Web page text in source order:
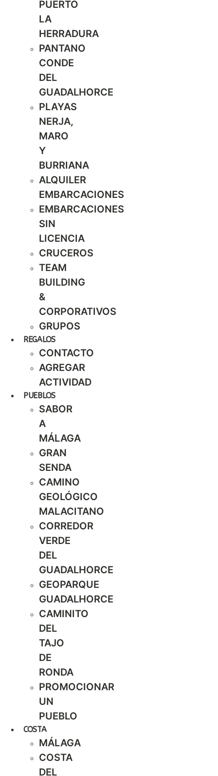
PUERTO
LA
HERRADURA
PANTANO
CONDE
DEL
GUADALHORCE
PLAYAS
NERJA,
MARO
Y
BURRIANA
ALQUILER
EMBARCACIONES
EMBARCACIONES
SIN
LICENCIA
CRUCEROS
TEAM
BUILDING
&
CORPORATIVOS
GRUPOS
REGALOS
CONTACTO
AGREGAR
ACTIVIDAD
PUEBLOS
SABOR
A
MÁLAGA
GRAN
SENDA
CAMINO
GEOLÓGICO
MALACITANO
CORREDOR
VERDE
DEL
GUADALHORCE
GEOPARQUE
GUADALHORCE
CAMINITO
DEL
TAJO
DE
RONDA
PROMOCIONAR
UN
PUEBLO
COSTA
MÁLAGA
COSTA
DEL